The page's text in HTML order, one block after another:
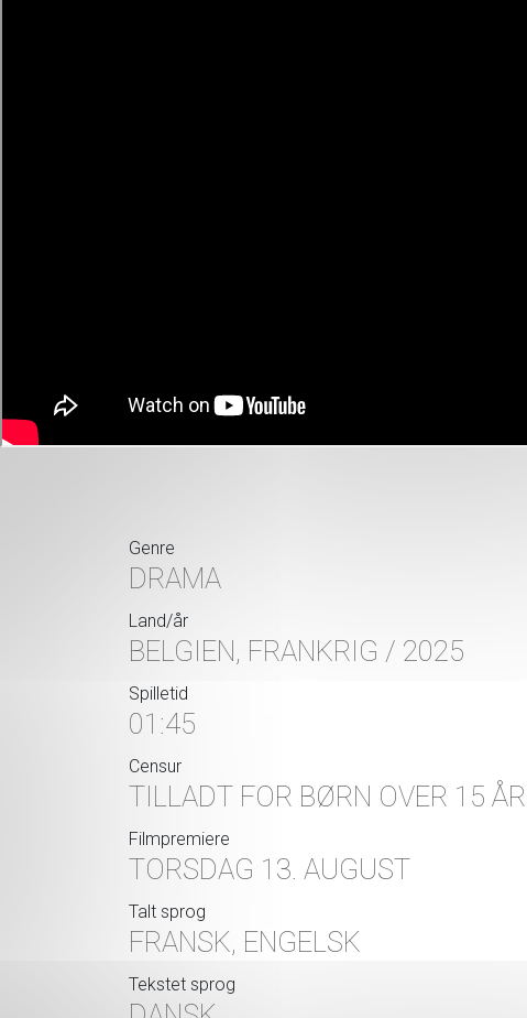
Genre
DRAMA
Land/år
BELGIEN, FRANKRIG / 2025
Spilletid
01:45
Censur
TILLADT FOR BØRN OVER 15 ÅR
Filmpremiere
TORSDAG 13. AUGUST
Talt sprog
FRANSK, ENGELSK
Tekstet sprog